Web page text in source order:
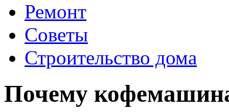
Ремонт
Советы
Строительство дома
Почему